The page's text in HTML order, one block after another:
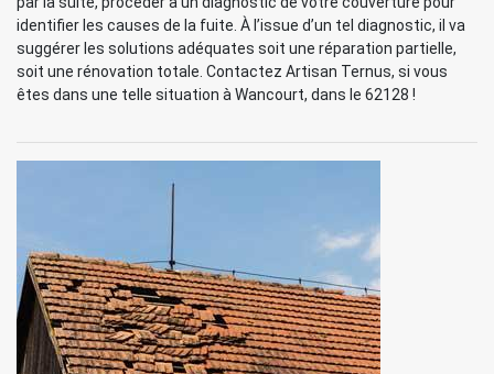
identifier les causes de la fuite. À l’issue d’un tel diagnostic, il va
suggérer les solutions adéquates soit une réparation partielle,
soit une rénovation totale. Contactez Artisan Ternus, si vous
êtes dans une telle situation à Wancourt, dans le 62128 !